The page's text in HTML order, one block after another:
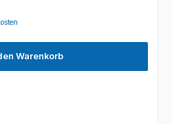
Warenkorb